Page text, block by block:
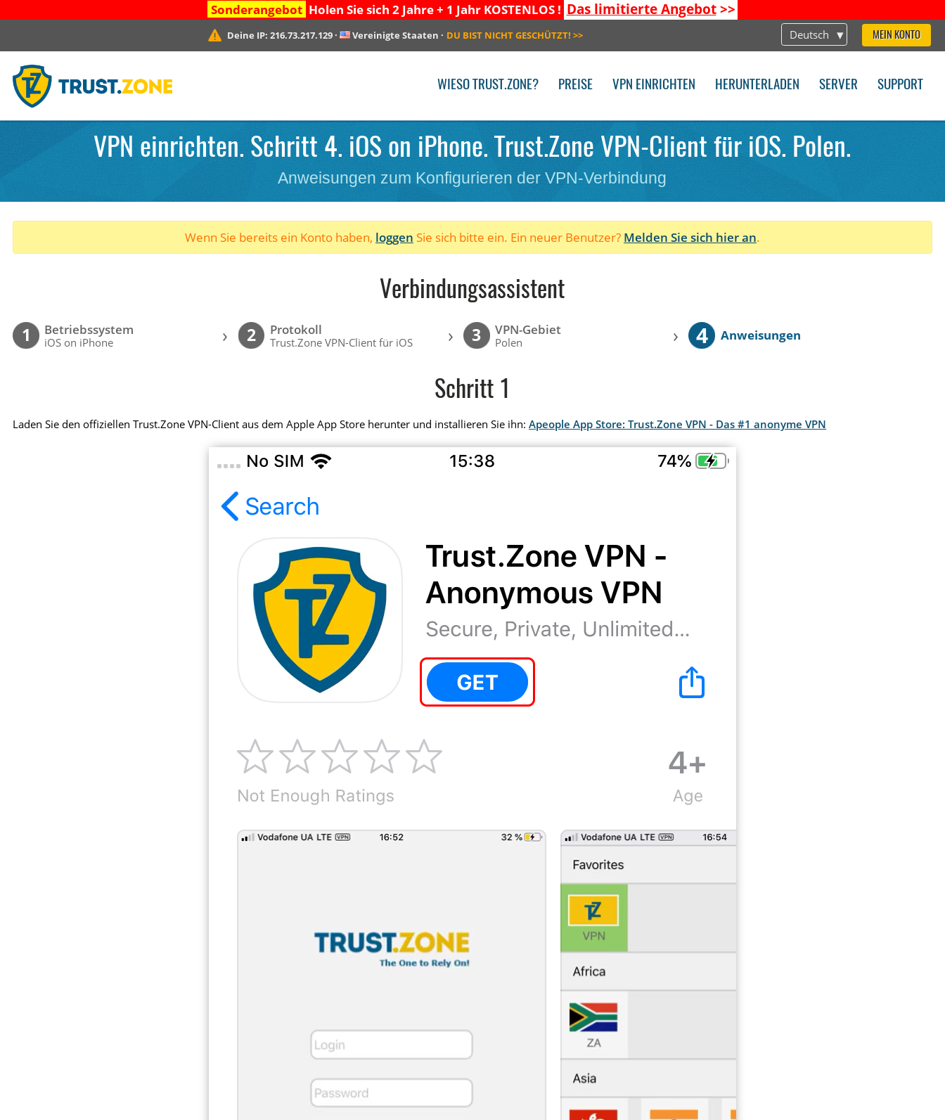
Sonderangebot Holen Sie sich 2 Jahre + 1 Jahr KOSTENLOS ! Das limitierte Angebot>>
Deutsch MEIN KONTO
Deine IP: 216.73.217.129· Vereinigte Staaten · DU BIST NICHT GESCHÜTZT! >>
WIESO TRUST.ZONE? PREISE VPN EINRICHTEN HERUNTERLADEN SERVER SUPPORT
VPN einrichten. Schritt 4. iOS on iPhone. Trust.Zone VPN-Client für iOS. Polen.
Anweisungen zum Konfigurieren der VPN-Verbindung
Wenn Sie bereits ein Konto haben, loggen Sie sich bitte ein. Ein neuer Benutzer? Melden Sie sich hier an.
Verbindungsassistent
1 Betriebssystem
iOS on iPhone › 2 Protokoll
Trust.Zone VPN-Client für iOS › 3 VPN-Gebiet
Polen › 4 Anweisungen
Schritt 1
Laden Sie den offiziellen Trust.Zone VPN-Client aus dem Apple App Store herunter und installieren Sie ihn:Apeople App Store: Trust.Zone VPN - Das #1 anonyme VPN